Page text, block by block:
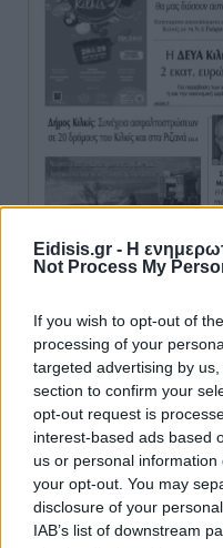
Eidisis.gr - Η
Not Process My
If you wish to opt-out of
processing of your
targeted advertising by
section to confirm your
opt-out request is
interest-based ads based
us or personal
your opt-out. You may
disclosure of your
IAB’s list of downstream
Ειδήσεις 5-8-2026